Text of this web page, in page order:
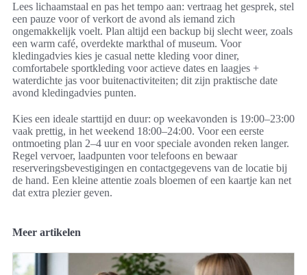
Lees lichaamstaal en pas het tempo aan: vertraag het gesprek, stel
een pauze voor of verkort de avond als iemand zich
ongemakkelijk voelt. Plan altijd een backup bij slecht weer, zoals
een warm café, overdekte markthal of museum. Voor
kledingadvies kies je casual nette kleding voor diner,
comfortabele sportkleding voor actieve dates en laagjes +
waterdichte jas voor buitenactiviteiten; dit zijn praktische date
avond kledingadvies punten.
Kies een ideale starttijd en duur: op weekavonden is 19:00–23:00
vaak prettig, in het weekend 18:00–24:00. Voor een eerste
ontmoeting plan 2–4 uur en voor speciale avonden reken langer.
Regel vervoer, laadpunten voor telefoons en bewaar
reserveringsbevestigingen en contactgegevens van de locatie bij
de hand. Een kleine attentie zoals bloemen of een kaartje kan net
dat extra plezier geven.
Meer artikelen